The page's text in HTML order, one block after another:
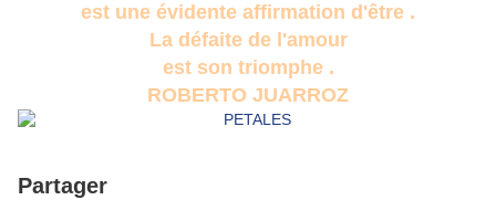
est une évidente affirmation d'être .
La défaite de l'amour
est son triomphe .
ROBERTO JUARROZ
Partager